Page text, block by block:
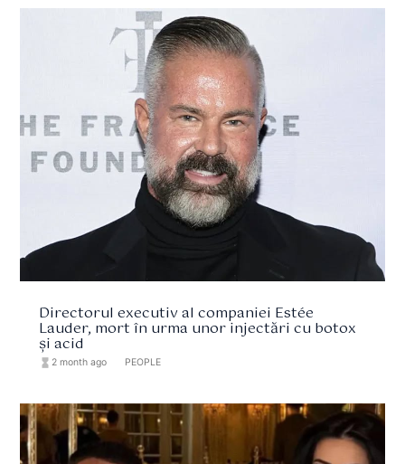
Directorul executiv al companiei Estée
Lauder, mort în urma unor injectări cu botox
și acid
hourglass_full 2 month ago PEOPLE